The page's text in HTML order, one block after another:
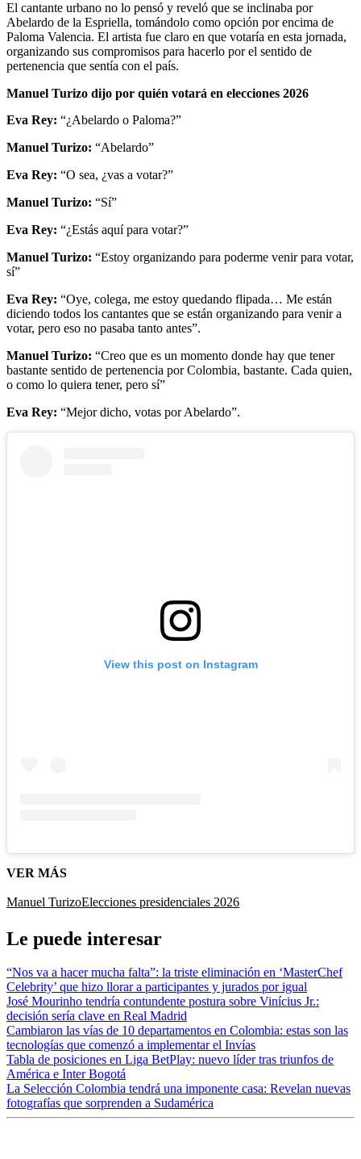
El cantante urbano no lo pensó y reveló que se inclinaba por
Abelardo de la Espriella, tomándolo como opción por encima de
Paloma Valencia. El artista fue claro en que votaría en esta jornada,
organizando sus compromisos para hacerlo por el sentido de
pertenencia que sentía con el país.
Manuel Turizo dijo por quién votará en elecciones 2026
Eva Rey: “¿Abelardo o Paloma?”
Manuel Turizo: “Abelardo”
Eva Rey: “O sea, ¿vas a votar?”
Manuel Turizo: “Sí”
Eva Rey: “¿Estás aquí para votar?”
Manuel Turizo: “Estoy organizando para poderme venir para votar,
sí”
Eva Rey: “Oye, colega, me estoy quedando flipada… Me están
diciendo todos los cantantes que se están organizando para venir a
votar, pero eso no pasaba tanto antes”.
Manuel Turizo: “Creo que es un momento donde hay que tener
bastante sentido de pertenencia por Colombia, bastante. Cada quien,
o como lo quiera tener, pero sí”
Eva Rey: “Mejor dicho, votas por Abelardo”.
View this post on Instagram
VER MÁS
Manuel TurizoElecciones presidenciales 2026
Le puede interesar
“Nos va a hacer mucha falta”: la triste eliminación en ‘MasterChef
Celebrity’ que hizo llorar a participantes y jurados por igual
José Mourinho tendría contundente postura sobre Vinícius Jr.:
decisión sería clave en Real Madrid
Cambiaron las vías de 10 departamentos en Colombia: estas son las
tecnologías que comenzó a implementar el Invías
Tabla de posiciones en Liga BetPlay: nuevo líder tras triunfos de
América e Inter Bogotá
La Selección Colombia tendrá una imponente casa: Revelan nuevas
fotografías que sorprenden a Sudamérica